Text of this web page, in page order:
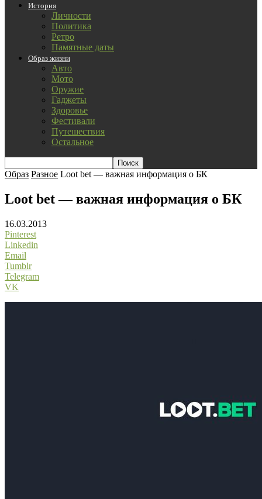
История
Личности
Политика
Ретро
Памятные даты
Образ жизни
Авто
Мото
Оружие
Гаджеты
Здоровье
Фестивали
Путешествия
Остальное
Образ Разное Loot bet — важная информация о БК
Loot bet — важная информация о БК
16.03.2013
Pinterest
Linkedin
Email
Tumblr
Telegram
VK